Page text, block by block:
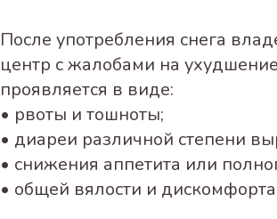
После употребления снега
центр с жалобами на
проявляется в виде:
• рвоты и тошноты;
• диареи различной степени
• снижения аппетита или
• общей вялости и